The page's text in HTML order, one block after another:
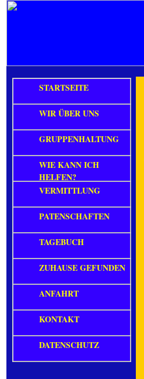
STARTSEITE
WIR ÜBER UNS
GRUPPENHALTUNG
WIE KANN ICH
HELFEN?
VERMITTLUNG
PATENSCHAFTEN
TAGEBUCH
ZUHAUSE GEFUNDEN
ANFAHRT
KONTAKT
DATENSCHUTZ